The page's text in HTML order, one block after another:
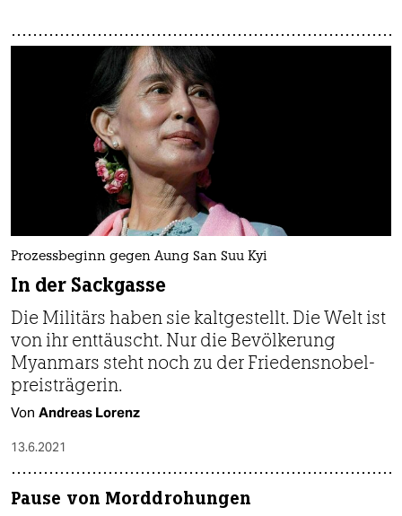
Prozessbeginn gegen Aung San Suu Kyi
In der Sackgasse
Die Militärs haben sie kaltgestellt. Die Welt ist
von ihr enttäuscht. Nur die Bevölkerung
Myanmars steht noch zu der Friedens­­nobel­
preis­trägerin.
Von Andreas Lorenz
13.6.2021
Pause von Morddrohungen